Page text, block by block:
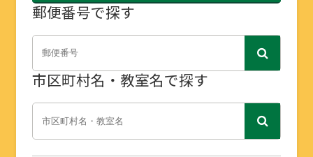
郵便番号で探す
市区町村名・教室名で探す